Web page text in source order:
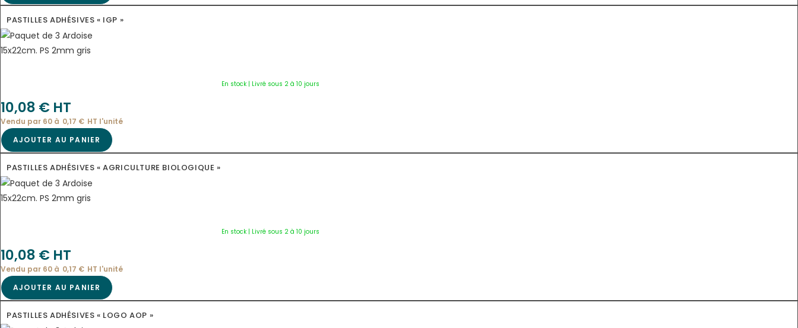
PASTILLES ADHÉSIVES « IGP »
En stock | Livré sous 2 à 10 jours
10,08 € HT
Vendu par 60 à 0,17 € HT l'unité
AJOUTER AU PANIER
PASTILLES ADHÉSIVES « AGRICULTURE BIOLOGIQUE »
En stock | Livré sous 2 à 10 jours
10,08 € HT
Vendu par 60 à 0,17 € HT l'unité
AJOUTER AU PANIER
PASTILLES ADHÉSIVES « LOGO AOP »